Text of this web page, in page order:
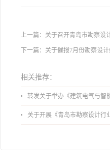
上一篇： 关于召开青岛市勘察设
下一篇： 关于催报7月份勘察设
相关推荐：
转发关于举办《建筑电气与智能化通用规范》
关于开展《青岛市勘察设计行业从业人员行为导则》、《青岛市住宅工程设计审查